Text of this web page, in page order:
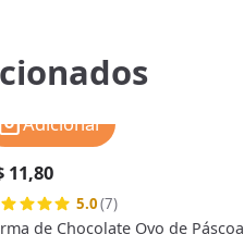
11,80
5.0(7)
de Chocolate Ovo de Páscoa
Adicionar